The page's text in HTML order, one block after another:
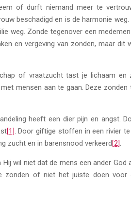
of durft niemand meer te
beschadigd en is de harmonie
weg. Zonde tegenover een
en vergeving van zonden, maar
of vraatzucht tast je lichaam en
mensen aan te gaan. Deze
heeft een dier pijn en angst.
[1] . Door giftige stoffen in een rivier
zucht en in barensnood verkeerd[2]
wil niet dat de mens een ander God
zonden of niet het juiste doen